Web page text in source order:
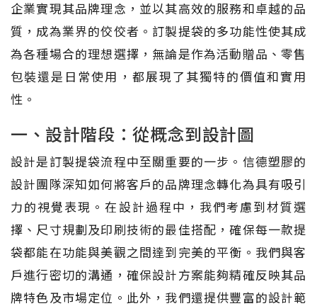
企業實現其品牌理念，並以其高效的服務和卓越的品
質，成為業界的佼佼者。訂製提袋的多功能性使其成
為各種場合的理想選擇，無論是作為活動贈品、零售
包裝還是日常使用，都展現了其獨特的價值和實用
性。
一、設計階段：從概念到設計圖
設計是訂製提袋流程中至關重要的一步。信德塑膠的
設計團隊深知如何將客戶的品牌理念轉化為具有吸引
力的視覺表現。在設計過程中，我們考慮到材質選
擇、尺寸規劃及印刷技術的最佳搭配，確保每一款提
袋都能在功能與美觀之間達到完美的平衡。我們與客
戶進行密切的溝通，確保設計方案能夠精確反映其品
牌特色及市場定位。此外，我們還提供豐富的設計範